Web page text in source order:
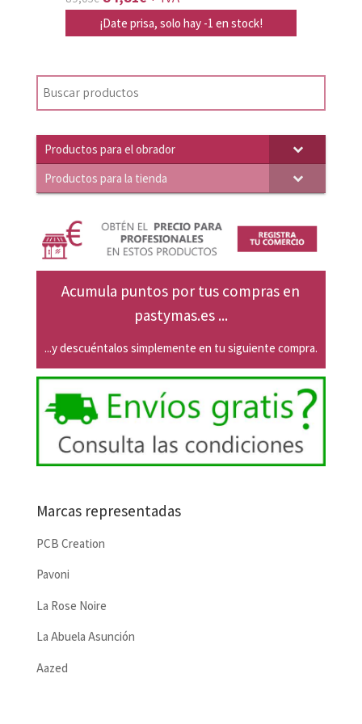
precio
89,05€.
precio
¡Date prisa, solo hay -1 en stock!
Productos para el obrador
Productos para la tienda
Acumula puntos por tus compras en
pastymas.es ...
...y descuéntalos simplemente en tu siguiente compra.
Marcas representadas
PCB Creation
Pavoni
La Rose Noire
La Abuela Asunción
Aazed